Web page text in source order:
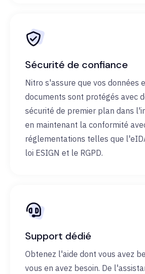
Sécurité de confiance
Nitro s'assure que vos données
documents sont protégés avec
sécurité de premier plan dans
en maintenant la conformité
réglementations telles que
loi ESIGN et le RGPD.
Support dédié
Obtenez l'aide dont vous avez
vous en avez besoin. De